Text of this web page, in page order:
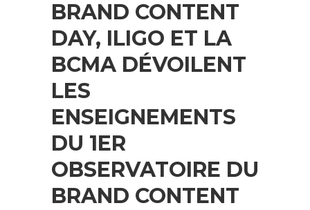
BRAND CONTENT
DAY, ILIGO ET LA
BCMA DÉVOILENT
LES
ENSEIGNEMENTS
DU 1ER
OBSERVATOIRE DU
BRAND CONTENT